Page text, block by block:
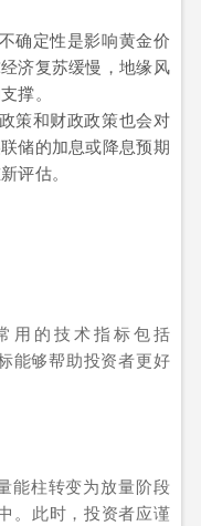
确定性是影响黄金价
济复苏缓慢，地缘风
撑。
策和财政政策也会对
储的加息或降息预期
评估。
用的技术指标包括
能够帮助投资者更好
能柱转变为放量阶段
。此时，投资者应谨